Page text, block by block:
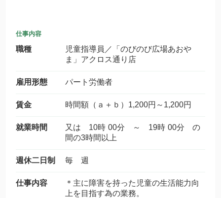
仕事内容
職種
児童指導員／「のびのび広場あおや
ま」アクロス通り店
雇用形態 パート労働者
賃金 時間額（ａ＋ｂ）1,200円～1,200円
就業時間
又は 10時 00分 ～ 19時 00分 の
間の3時間以上
週休二日制 毎 週
仕事内容
＊主に障害を持った児童の生活能力向
上を目指す為の業務。